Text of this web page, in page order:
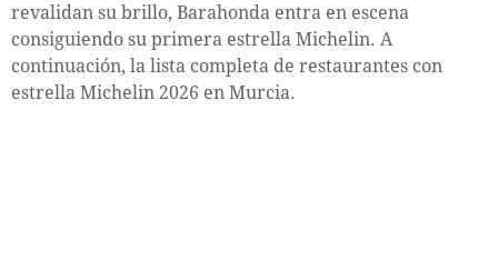
revalidan su brillo, Barahonda entra en escena
consiguiendo su primera estrella Michelin. A
continuación, la lista completa de restaurantes con
estrella Michelin 2026 en Murcia.